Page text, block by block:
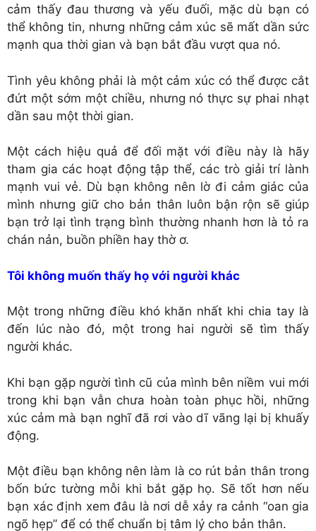
cảm thấy đau thương và yếu đuối, mặc dù bạn có
thể không tin, nhưng những cảm xúc sẽ mất dần sức
mạnh qua thời gian và bạn bắt đầu vượt qua nó.
Tình yêu không phải là một cảm xúc có thể được cắt
đứt một sớm một chiều, nhưng nó thực sự phai nhạt
dần sau một thời gian.
Một cách hiệu quả để đối mặt với điều này là hãy
tham gia các hoạt động tập thể, các trò giải trí lành
mạnh vui vẻ. Dù bạn không nên lờ đi cảm giác của
mình nhưng giữ cho bản thân luôn bận rộn sẽ giúp
bạn trở lại tình trạng bình thường nhanh hơn là tỏ ra
chán nản, buồn phiền hay thờ ơ.
Tôi không muốn thấy họ với người khác
Một trong những điều khó khăn nhất khi chia tay là
đến lúc nào đó, một trong hai người sẽ tìm thấy
người khác.
Khi bạn gặp người tình cũ của mình bên niềm vui mới
trong khi bạn vẫn chưa hoàn toàn phục hồi, những
xúc cảm mà bạn nghĩ đã rơi vào dĩ vãng lại bị khuấy
động.
Một điều bạn không nên làm là co rút bản thân trong
bốn bức tường mỗi khi bắt gặp họ. Sẽ tốt hơn nếu
bạn xác định xem đâu là nơi dễ xảy ra cảnh “oan gia
ngõ hẹp” để có thể chuẩn bị tâm lý cho bản thân.